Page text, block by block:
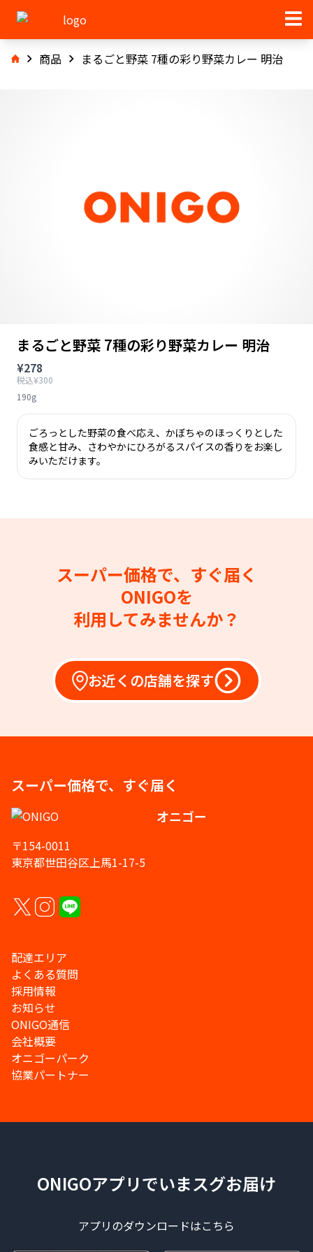
商品 まるごと野菜 7種の彩り野菜カレー 明治
まるごと野菜 7種の彩り野菜カレー 明治
¥278
税込¥300
190g
ごろっとした野菜の食べ応え、かぼちゃのほっくりとした
食感と甘み、さわやかにひろがるスパイスの香りをお楽し
みいただけます。
スーパー価格で、すぐ届く
ONIGOを
利用してみませんか？
お近くの店舗を探す
スーパー価格で、すぐ届く
オニゴー
〒154-0011
東京都世田谷区上馬1-17-5
配達エリア
よくある質問
採用情報
お知らせ
ONIGO通信
会社概要
オニゴーパーク
協業パートナー
ONIGOアプリでいまスグお届け
アプリのダウンロードはこちら